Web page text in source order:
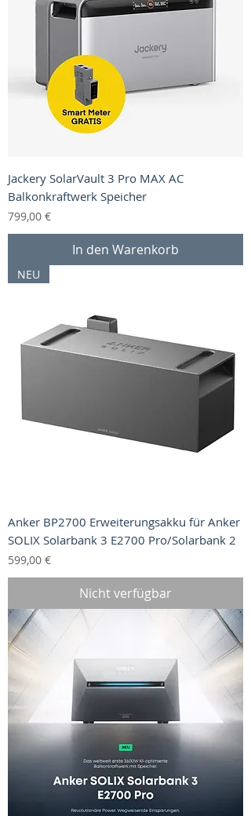
Jackery SolarVault 3 Pro MAX AC
Balkonkraftwerk Speicher
Preis
799,00 €
In den Warenkorb
NEU
Anker BP2700 Erweiterungsakku für Anker
SOLIX Solarbank 3 E2700 Pro/Solarbank 2
Preis
599,00 €
Nicht verfügbar